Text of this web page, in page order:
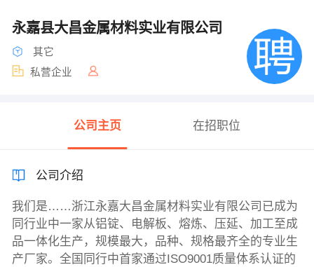
永嘉县大昌金属材料实业有限公司
其它
私营企业
公司主页 在招职位
公司介绍
我们是……浙江永嘉大昌金属材料实业有限公司已成为
同行业中一家从铝锭、电解板、熔炼、压延、加工至成
品一体化生产，规模最大，品种、规格最齐全的专业生
产厂家。全国同行中首家通过ISO9001质量体系认证的